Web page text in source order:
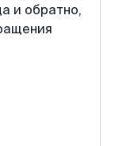
и обратно,